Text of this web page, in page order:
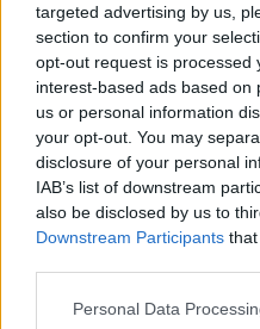
targeted advertising by us,
section to confirm your
opt-out request is processed
interest-based ads based on
us or personal information
your opt-out. You may
disclosure of your personal
IAB’s list of downstream
also be disclosed by us to
Downstream Participants
Please note that this
Personal Data
A munkavállalóknak
hagyatkozniuk a
tájékoztatást is
egyenlő értékű munkát
bérszintjéről nemek
munkáltató két hónapon
mondják a KPMG
többé, hiszen az irányelv